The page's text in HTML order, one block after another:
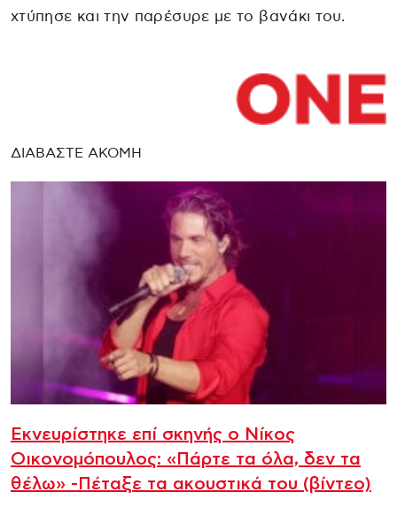
χτύπησε και την παρέσυρε με το βανάκι του.
ΔΙΑΒΑΣΤΕ ΑΚΟΜΗ
Εκνευρίστηκε επί σκηνής ο Νίκος
Οικονομόπουλος: «Πάρτε τα όλα, δεν τα
θέλω» -Πέταξε τα ακουστικά του (βίντεο)